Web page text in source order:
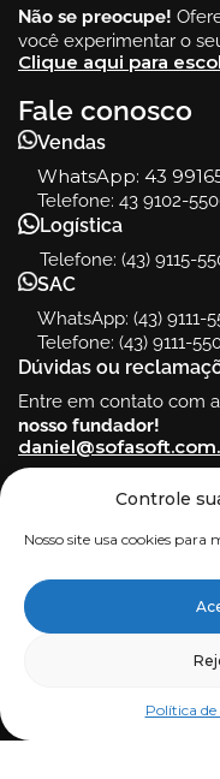
Controle
Nosso site usa cookies para
Política
Não se preocupe!
você experimentar o
Clique aqui para
Fale conosco
Vendas
WhatsApp: 43
Telefone: 43 9102-
Logística
Telefone: (43) 9115-
SAC
WhatsApp: (43) 9111-
Telefone: (43) 9111-
Dúvidas ou
Entre em contato com
nosso fundador!
Termos de uso
Política de